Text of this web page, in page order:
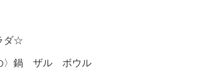
ダ☆
〉鍋 ザル ボウル